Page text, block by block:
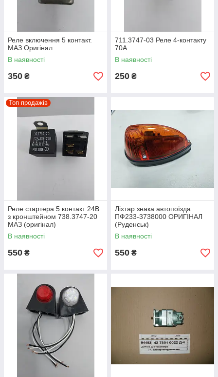
Реле включення 5 контакт.
МАЗ Оригінал
В наявності
350 ₴
711.3747-03 Реле 4-контакту
70А
В наявності
250 ₴
Топ продажів
Реле стартера 5 контакт 24В
з кронштейном 738.3747-20
МАЗ (оригінал)
В наявності
550 ₴
Ліхтар знака автопоїзда
ПФ233-3738000 ОРИГІНАЛ
(Руденськ)
В наявності
550 ₴